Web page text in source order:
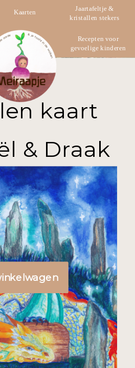
Jaartafeltje &
kristallen stekers
Kaarten
Recepten voor
gevoelige kinderen
kaart
& Draak